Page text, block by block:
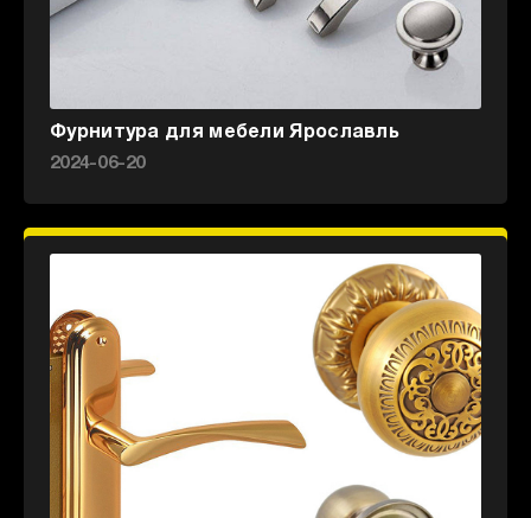
Фурнитура для мебели Ярославль
2024-06-20